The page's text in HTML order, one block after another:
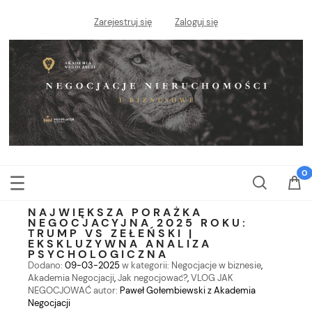
Zarejestruj się Zaloguj się
NAJWIĘKSZA PORAŻKA
NEGOCJACYJNA 2025 ROKU:
TRUMP VS ZEŁEŃSKI |
EKSKLUZYWNA ANALIZA
PSYCHOLOGICZNA
Dodano: 09-03-2025w kategorii: Negocjacje w biznesie,
Akademia Negocjacji,Jak negocjować?,VLOG JAK
NEGOCJOWAĆautor: Paweł Gołembiewski z Akademia
Negocjacji